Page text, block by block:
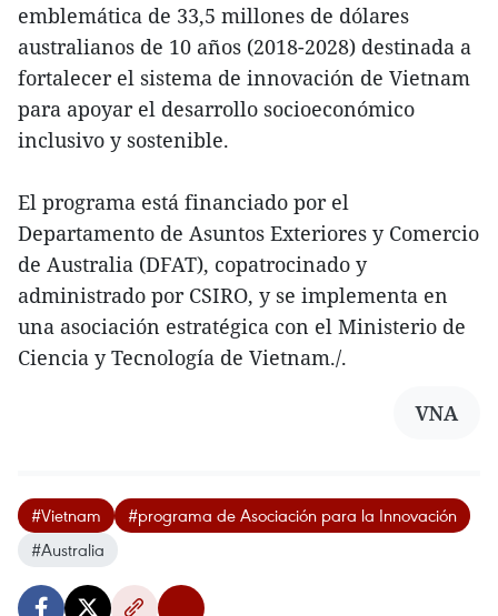
emblemática de 33,5 millones de dólares
australianos de 10 años (2018-2028) destinada a
fortalecer el sistema de innovación de Vietnam
para apoyar el desarrollo socioeconómico
inclusivo y sostenible.
El programa está financiado por el
Departamento de Asuntos Exteriores y Comercio
de Australia (DFAT), copatrocinado y
administrado por CSIRO, y se implementa en
una asociación estratégica con el Ministerio de
Ciencia y Tecnología de Vietnam./.
VNA
#Vietnam
#programa de Asociación para la Innovación
#Australia